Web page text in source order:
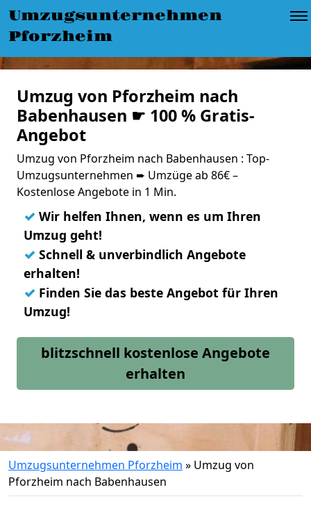
Umzugsunternehmen
Pforzheim
Umzug von Pforzheim nach
Babenhausen ☛ 100 % Gratis-
Angebot
Umzug von Pforzheim nach Babenhausen : Top-
Umzugsunternehmen ➨ Umzüge ab 86€ –
Kostenlose Angebote in 1 Min.
✓ Wir helfen Ihnen, wenn es um Ihren
Umzug geht!
✓ Schnell & unverbindlich Angebote
erhalten!
✓ Finden Sie das beste Angebot für Ihren
Umzug!
blitzschnell kostenlose Angebote
erhalten
Umzugsunternehmen Pforzheim » Umzug von
Pforzheim nach Babenhausen